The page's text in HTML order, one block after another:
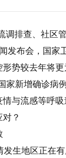
调排查、社区
发布会，国家
势较去年将更
家新增确诊病
与流感等呼
？
生地区正在